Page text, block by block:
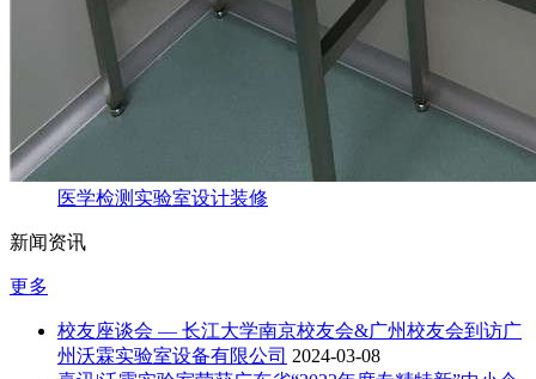
医学检测实验室设计装修
新闻资讯
更多
校友座谈会 — 长江大学南京校友会&广州校友会到访广
州沃霖实验室设备有限公司 2024-03-08